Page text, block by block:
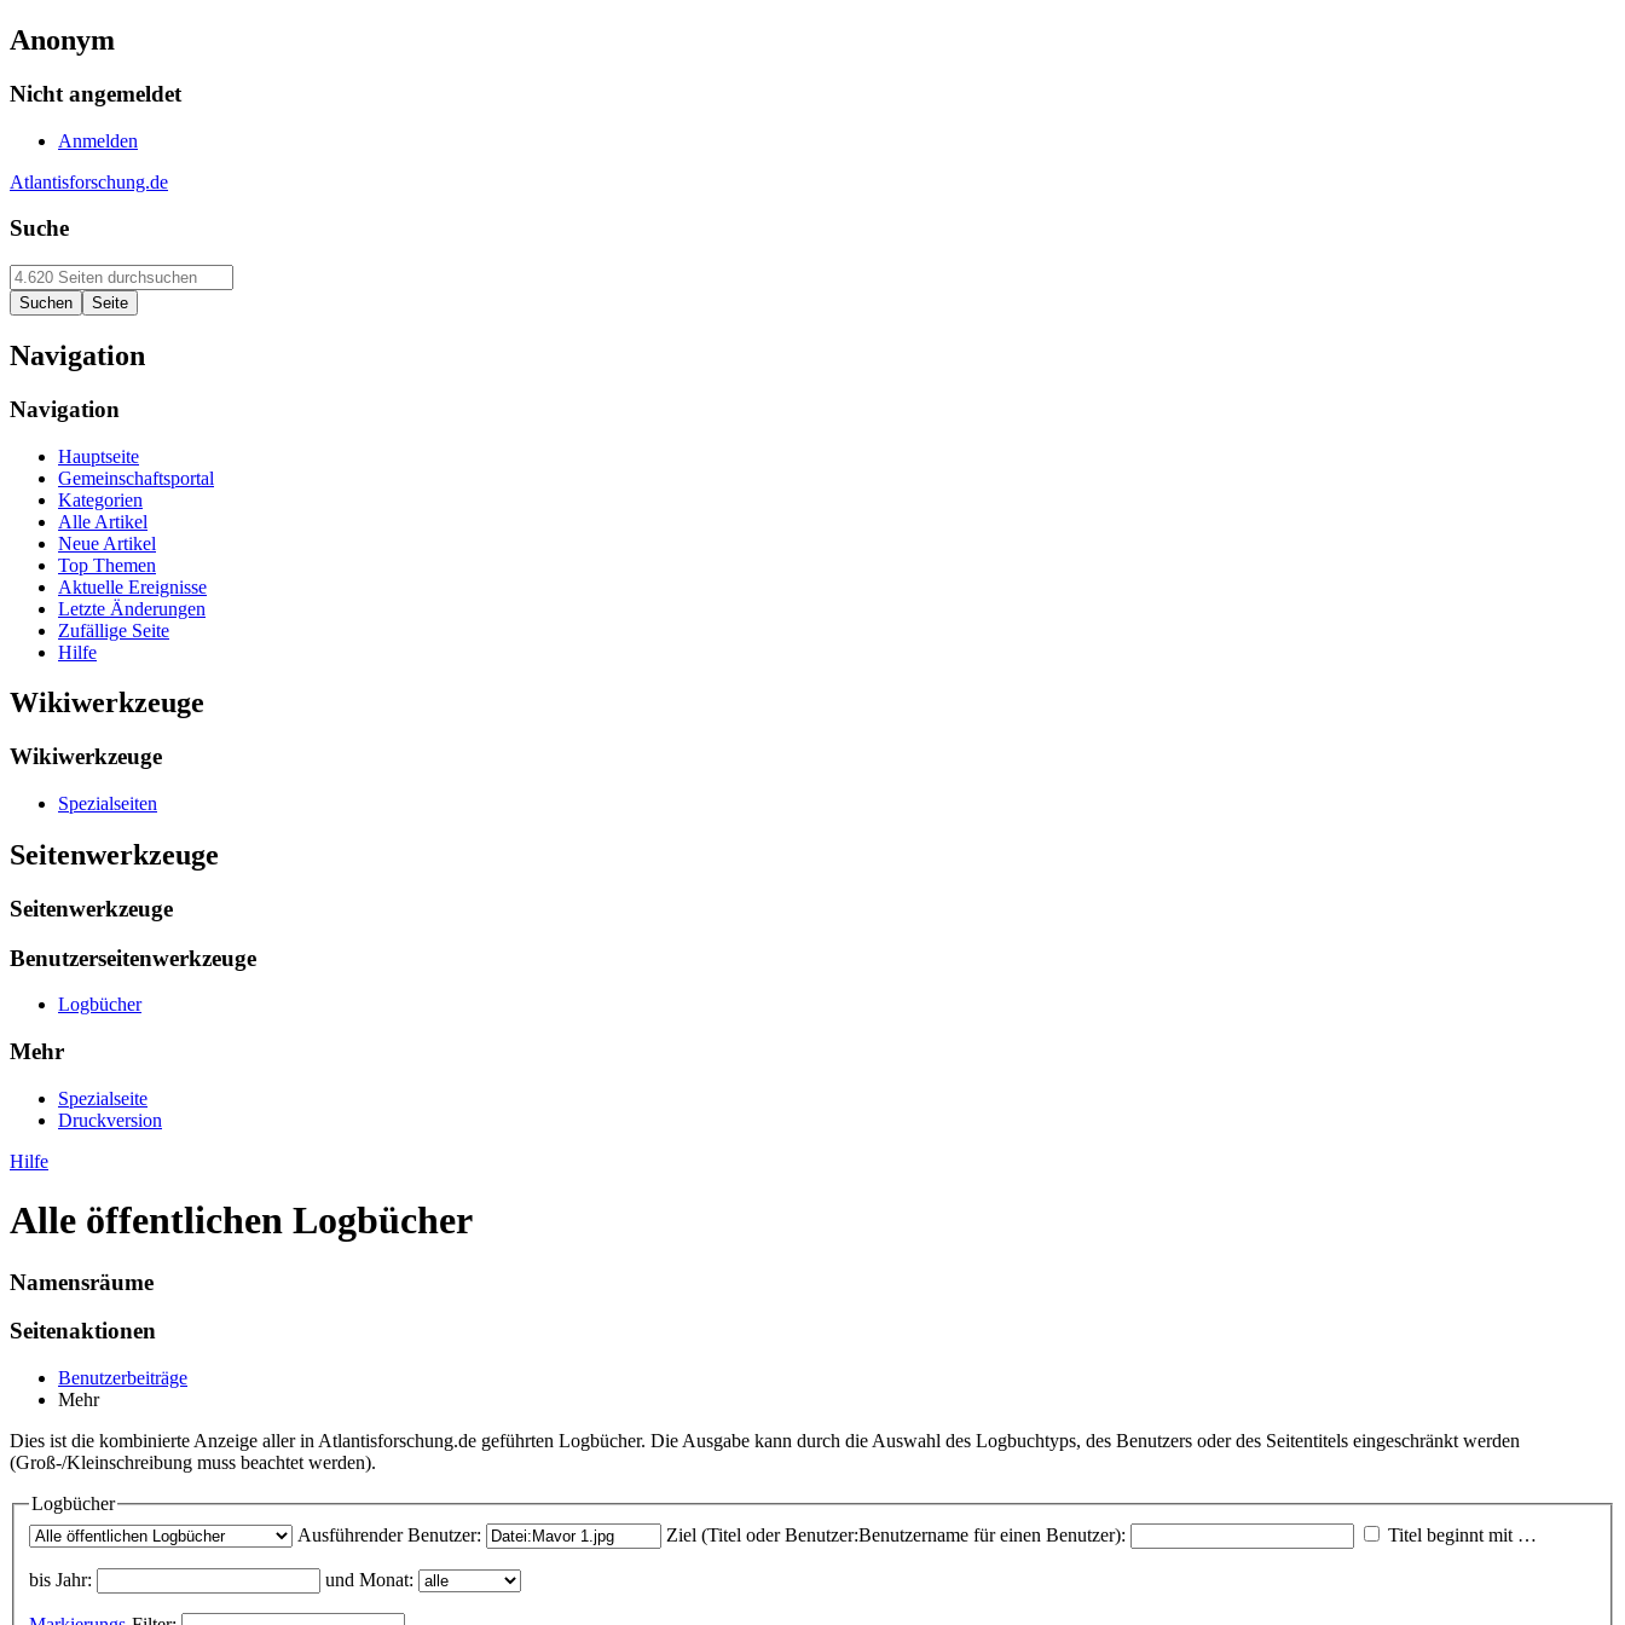
Anonym
Nicht angemeldet
Anmelden
Atlantisforschung.de
Suche
Navigation
Navigation
Hauptseite
Gemeinschaftsportal
Kategorien
Alle Artikel
Neue Artikel
Top Themen
Aktuelle Ereignisse
Letzte Änderungen
Zufällige Seite
Hilfe
Wikiwerkzeuge
Wikiwerkzeuge
Spezialseiten
Seitenwerkzeuge
Seitenwerkzeuge
Benutzerseitenwerkzeuge
Logbücher
Mehr
Spezialseite
Druckversion
Hilfe
Alle öffentlichen Logbücher
Namensräume
Seitenaktionen
Benutzerbeiträge
Mehr
Dies ist die kombinierte Anzeige aller in Atlantisforschung.de geführten Logbücher. Die Ausgabe kann durch die Auswahl des Logbuchtyps, des Benutzers oder des Seitentitels eingeschränkt werden
(Groß-/Kleinschreibung muss beachtet werden).
Logbücher
Ausführender Benutzer:
Ziel (Titel oder Benutzer:Benutzername für einen Benutzer): Titel beginnt mit …
bis Jahr: und Monat: